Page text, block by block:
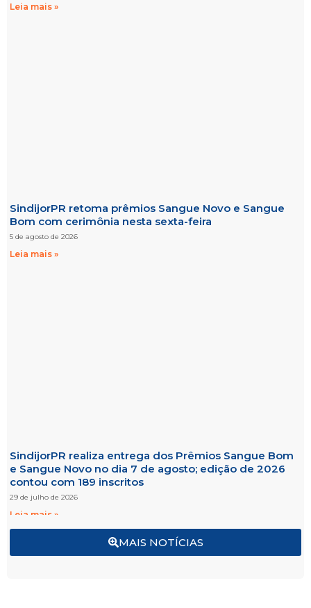
MAIS NOTÍCIAS
Leia mais »
SindijorPR retoma prêmios Sangue Novo e Sangue
Bom com cerimônia nesta sexta-feira
5 de agosto de 2026
Leia mais »
SindijorPR realiza entrega dos Prêmios Sangue Bom
e Sangue Novo no dia 7 de agosto; edição de 2026
contou com 189 inscritos
29 de julho de 2026
Leia mais »